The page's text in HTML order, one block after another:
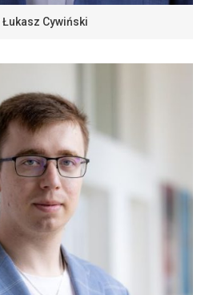
Łukasz Cywiński